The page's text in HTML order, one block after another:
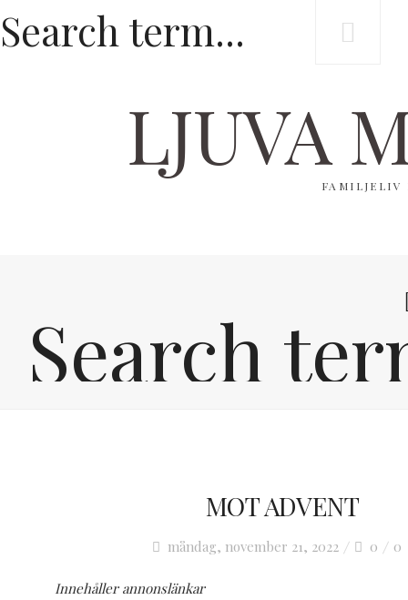
LJUVA
FAMILJELIV
MOT ADVENT
måndag, november 21, 2022 0 0
Innehåller annonslänkar